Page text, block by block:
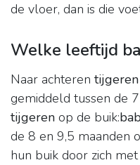
de vloer, dan is die
Welke leeftijd
Naar achteren tijgeren
gemiddeld tussen de
tijgeren op de buik:
de 8 en 9,5 maanden
hun buik door zich